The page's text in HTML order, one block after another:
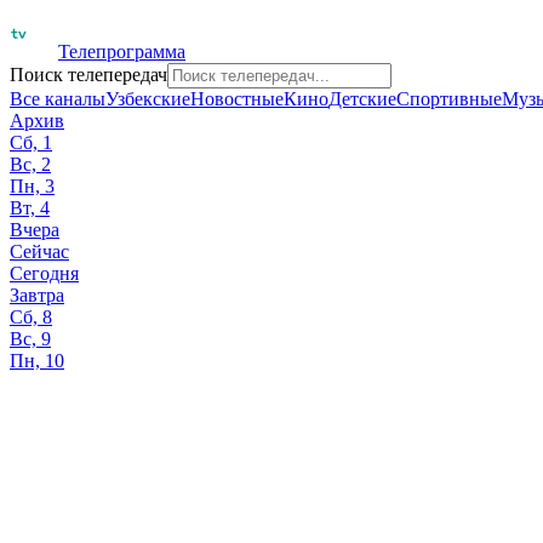
Телепрограмма
Поиск телепередач
Все каналыУзбекскиеНовостныеКиноДетскиеСпортивные
Архив
Сб, 1
Вс, 2
Пн, 3
Вт, 4
Вчера
Сейчас
Сегодня
Завтра
Сб, 8
Вс, 9
Пн, 10